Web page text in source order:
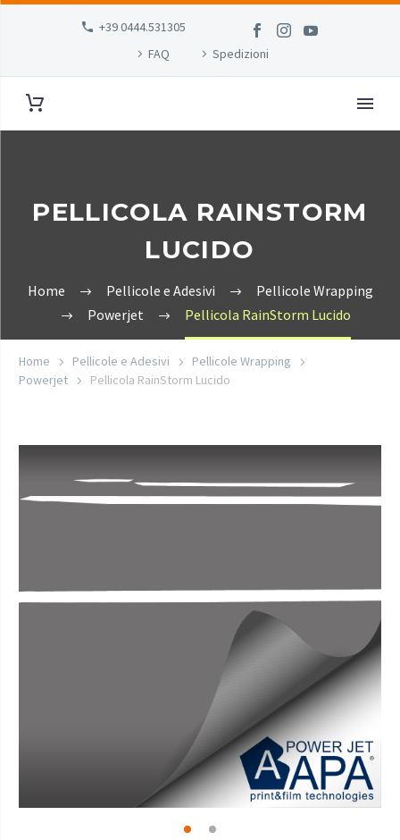
+39 0444.531305
FAQ
Spedizioni
PELLICOLA RAINSTORM
LUCIDO
Home Pellicole e Adesivi
Pellicole Wrapping
Powerjet
Pellicola RainStorm Lucido
Home Pellicole e Adesivi
Pellicole Wrapping
Powerjet
Pellicola RainStorm Lucido